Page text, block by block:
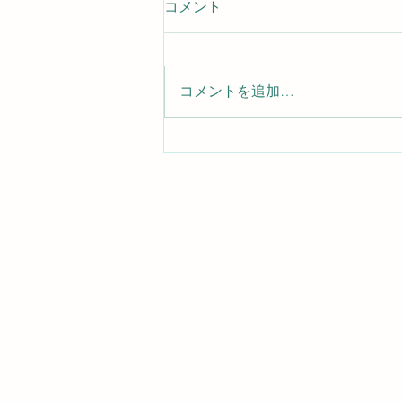
I Love Moriyaのおはなし会を開
コメント
コメントを追加…